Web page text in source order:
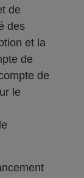
de
des
et la
de
de
le